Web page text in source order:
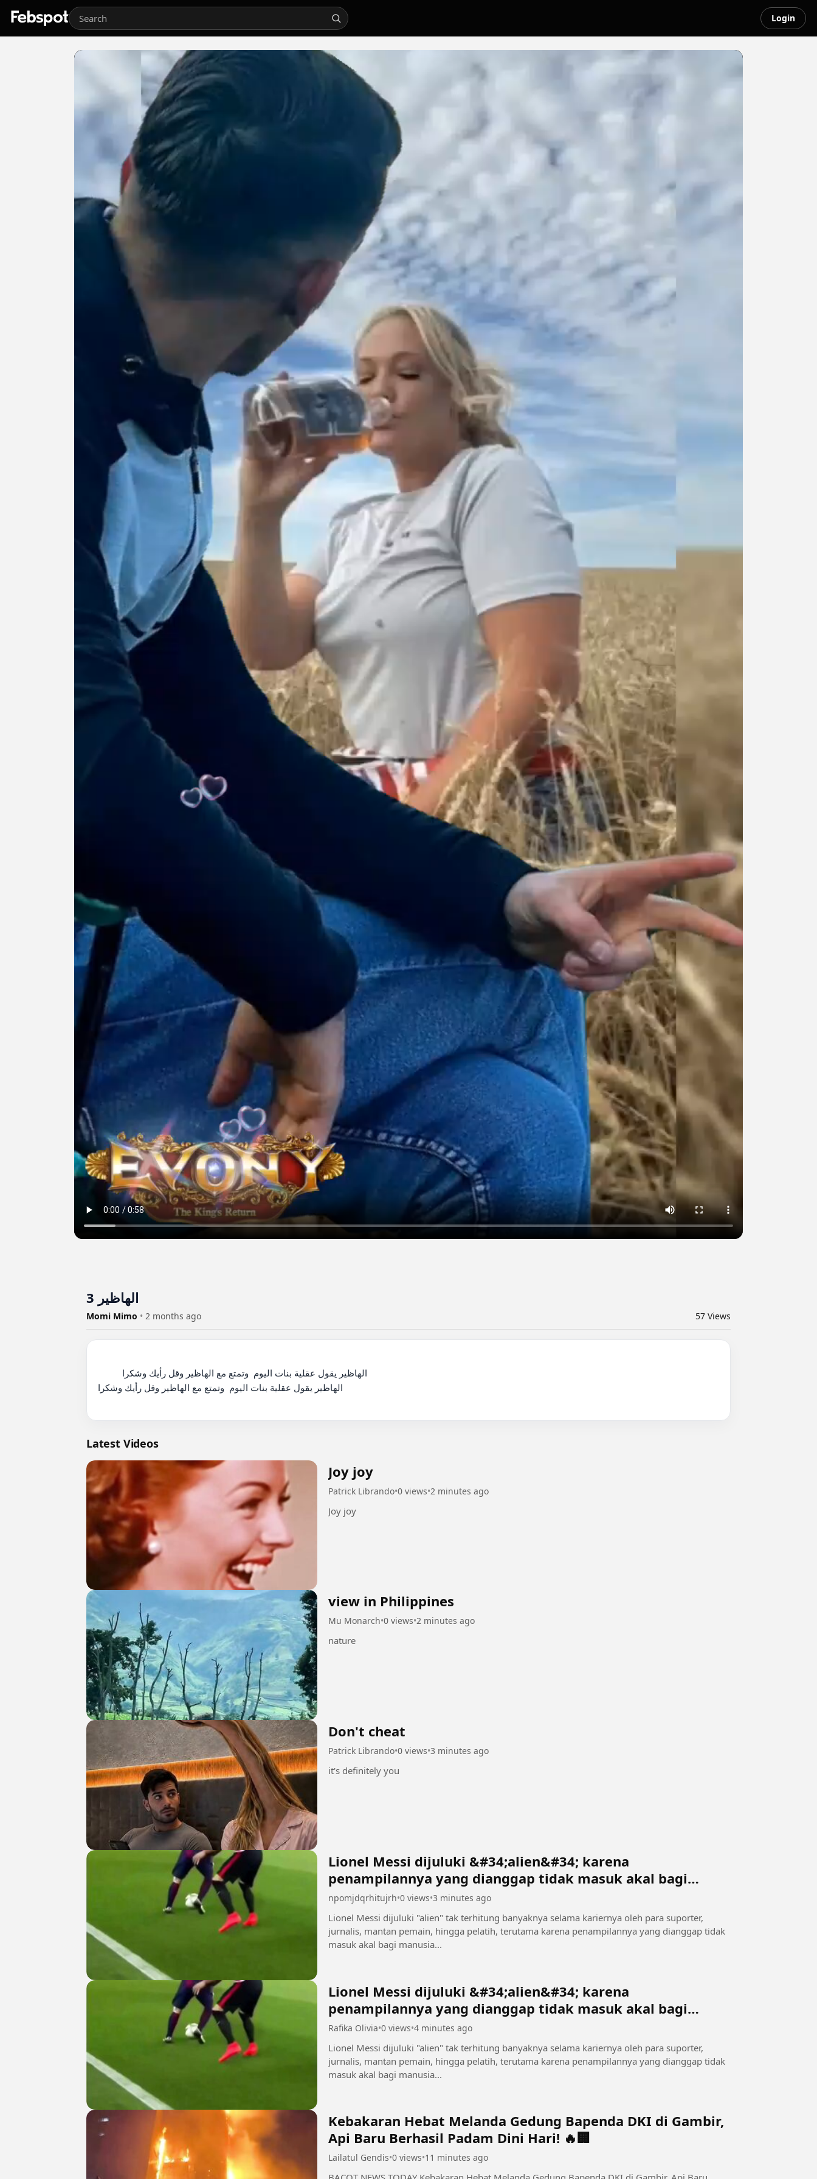
Login
الهاظير 3
Momi Mimo • 2 months ago 57 Views
الهاظير يقول عقلية بنات اليوم  وتمتع مع الهاظير وقل رأيك وشكرا
Latest Videos
Joy joy
Patrick Librando•0 views•2 minutes ago
Joy joy
view in Philippines
Mu Monarch•0 views•2 minutes ago
nature
Don't cheat
Patrick Librando•0 views•3 minutes ago
it's definitely you
Lionel Messi dijuluki &#34;alien&#34; karena
penampilannya yang dianggap tidak masuk akal bagi
manusia biasa 2
npomjdqrhitujrh•0 views•3 minutes ago
Lionel Messi dijuluki "alien" tak terhitung banyaknya selama kariernya oleh para suporter,
jurnalis, mantan pemain, hingga pelatih, terutama karena penampilannya yang dianggap tidak
masuk akal bagi manusia...
Lionel Messi dijuluki &#34;alien&#34; karena
penampilannya yang dianggap tidak masuk akal bagi
manusia biasa
Rafika Olivia•0 views•4 minutes ago
Lionel Messi dijuluki "alien" tak terhitung banyaknya selama kariernya oleh para suporter,
jurnalis, mantan pemain, hingga pelatih, terutama karena penampilannya yang dianggap tidak
masuk akal bagi manusia...
Kebakaran Hebat Melanda Gedung Bapenda DKI di Gambir,
Api Baru Berhasil Padam Dini Hari! 🔥🏢
Lailatul Gendis•0 views•11 minutes ago